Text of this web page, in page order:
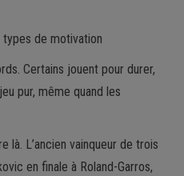
types de motivation
Certains jouent pour durer,
pur, même quand les
là. L’ancien vainqueur de trois
en finale à Roland-Garros,